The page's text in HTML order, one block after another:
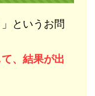
というお問
、結果が出